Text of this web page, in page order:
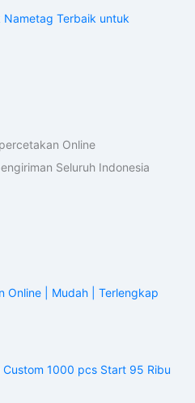
Nametag Terbaik untuk
Online
Seluruh Indonesia
Online | Mudah | Terlengkap
1000 pcs Start 95 Ribu